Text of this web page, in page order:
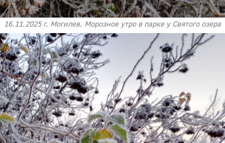
16.11.2025 г. Могилев. Морозное утро в парке у Святого озера